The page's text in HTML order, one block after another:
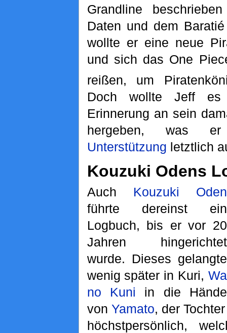
Grandline
Daten und dem
wollte er eine neue
und sich das One
reißen, um
Doch wollte Jeff
Erinnerung an sein
hergeben, was
Unterstützung letztlich
Kouzuki Odens
Auch Kouzuki Oden
führte dereinst ein
Logbuch, bis er vor 20
Jahren hingerichtet
wurde. Dieses gelangte
wenig später in Kuri, Wa
no Kuni in die Hände
von Yamato, der
höchstpersönlich,